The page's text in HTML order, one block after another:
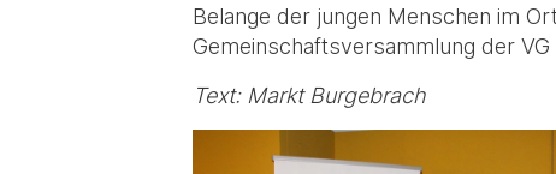
Belange der jungen Menschen im
Gemeinschaftsversammlung der VG
Text: Markt Burgebrach